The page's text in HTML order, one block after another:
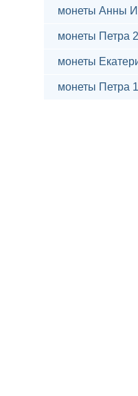
монеты Анны
монеты Петра 2
монеты
монеты Петра 1